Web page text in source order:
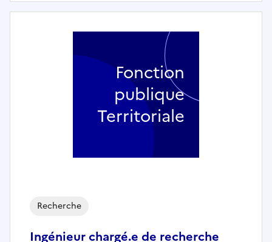
Ingénieur chargé.e de recherche
Recherche
Fonction
publique
Territoriale